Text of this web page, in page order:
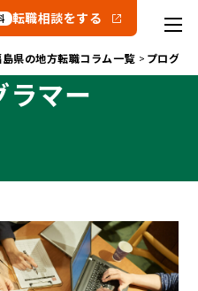
転職相談をする
島県の地方転職コラム一覧 プログラ
ラマー